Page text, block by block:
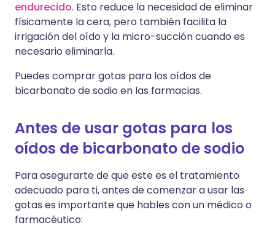
endurecido. Esto reduce la necesidad de eliminar
físicamente la cera, pero también facilita la
irrigación del oído y la micro-succión cuando es
necesario eliminarla.
Puedes comprar gotas para los oídos de
bicarbonato de sodio en las farmacias.
Antes de usar gotas para los
oídos de bicarbonato de sodio
Para asegurarte de que este es el tratamiento
adecuado para ti, antes de comenzar a usar las
gotas es importante que hables con un médico o
farmacéutico: